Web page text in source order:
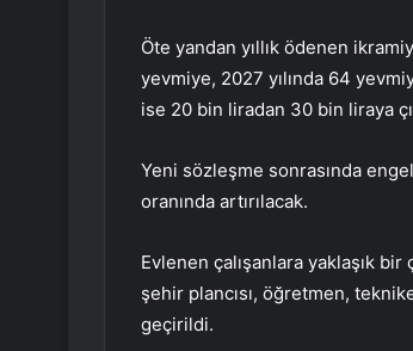
Öte yandan yıllık ödenen
yevmiye, 2027 yılında 64
ise 20 bin liradan 30 bin liraya
Yeni sözleşme sonrasında
oranında artırılacak.
Evlenen çalışanlara yaklaşık
şehir plancısı, öğretmen,
geçirildi.